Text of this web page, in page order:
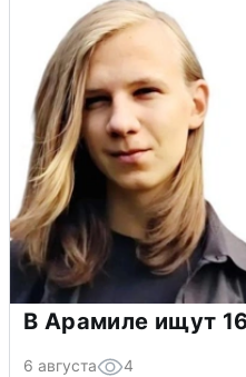
В Арамиле ищут
6 августа 4